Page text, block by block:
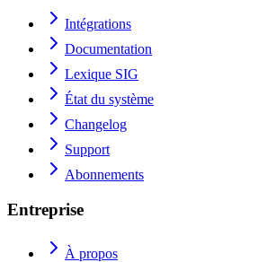
Intégrations
Documentation
Lexique SIG
État du système
Changelog
Support
Abonnements
Entreprise
À propos